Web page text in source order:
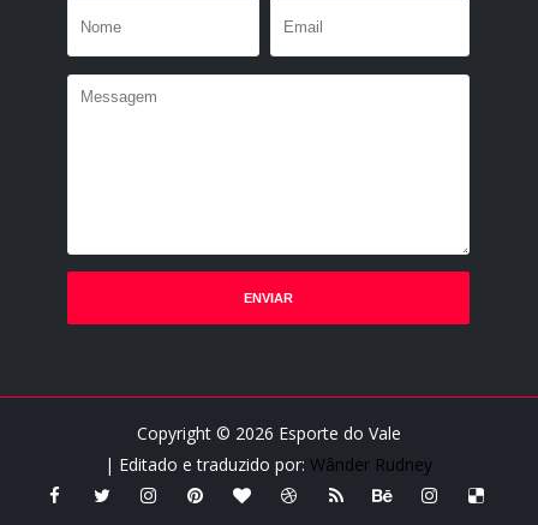
Copyright © 2026 Esporte do Vale
| Editado e traduzido por:Wânder Rudney